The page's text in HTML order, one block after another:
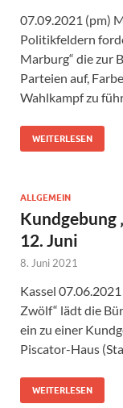
07.09.2021 (pm)
Politikfeldern
Marburg“ die zur
Parteien auf,
Wahlkampf zu
WEITERLESEN
ALLGEMEIN
Kundgebung
12. Juni
8. Juni 2021
Kassel
Zwölf“ lädt die
ein zu einer
Piscator-Haus
WEITERLESEN